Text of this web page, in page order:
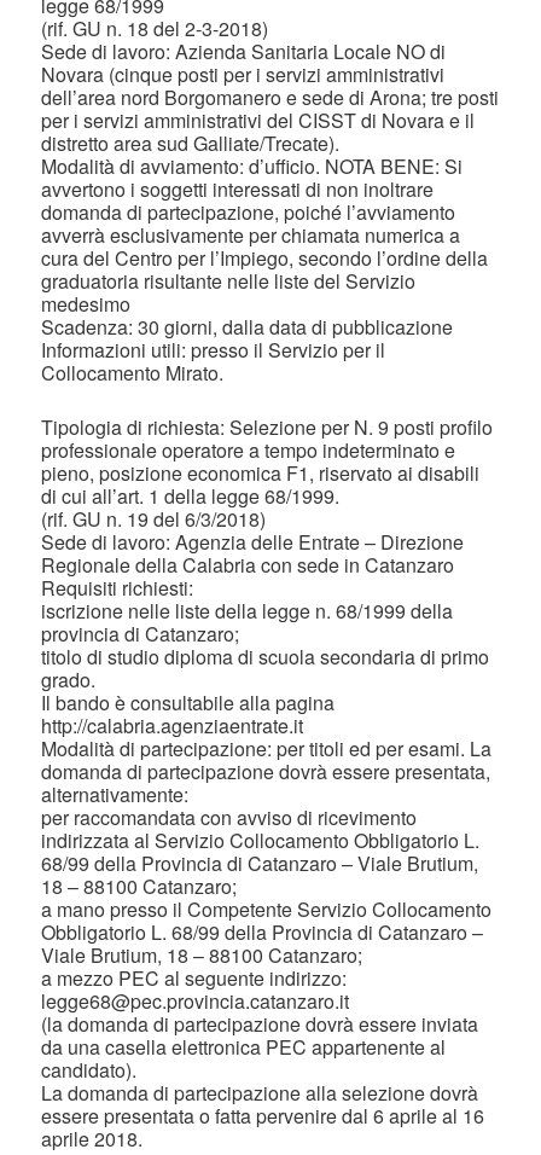
(rif. GU n. 18 del 2-3-2018)
Sede di lavoro: Azienda Sanitaria Locale NO di
Novara (cinque posti per i servizi amministrativi
dell’area nord Borgomanero e sede di Arona; tre posti
per i servizi amministrativi del CISST di Novara e il
distretto area sud Galliate/Trecate).
Modalità di avviamento: d’ufficio. NOTA BENE: Si
avvertono i soggetti interessati di non inoltrare
domanda di partecipazione, poiché l’avviamento
avverrà esclusivamente per chiamata numerica a
cura del Centro per l’Impiego, secondo l’ordine della
graduatoria risultante nelle liste del Servizio
medesimo
Scadenza: 30 giorni, dalla data di pubblicazione
Informazioni utili: presso il Servizio per il
Collocamento Mirato.
Tipologia di richiesta: Selezione per N. 9 posti profilo
professionale operatore a tempo indeterminato e
pieno, posizione economica F1, riservato ai disabili
di cui all’art. 1 della legge 68/1999.
(rif. GU n. 19 del 6/3/2018)
Sede di lavoro: Agenzia delle Entrate – Direzione
Regionale della Calabria con sede in Catanzaro
Requisiti richiesti:
iscrizione nelle liste della legge n. 68/1999 della
provincia di Catanzaro;
titolo di studio diploma di scuola secondaria di primo
grado.
Il bando è consultabile alla pagina
http://calabria.agenziaentrate.it
Modalità di partecipazione: per titoli ed per esami. La
domanda di partecipazione dovrà essere presentata,
alternativamente:
per raccomandata con avviso di ricevimento
indirizzata al Servizio Collocamento Obbligatorio L.
68/99 della Provincia di Catanzaro – Viale Brutium,
18 – 88100 Catanzaro;
a mano presso il Competente Servizio Collocamento
Obbligatorio L. 68/99 della Provincia di Catanzaro –
Viale Brutium, 18 – 88100 Catanzaro;
a mezzo PEC al seguente indirizzo:
legge68@pec.provincia.catanzaro.it
(la domanda di partecipazione dovrà essere inviata
da una casella elettronica PEC appartenente al
candidato).
La domanda di partecipazione alla selezione dovrà
essere presentata o fatta pervenire dal 6 aprile al 16
aprile 2018.